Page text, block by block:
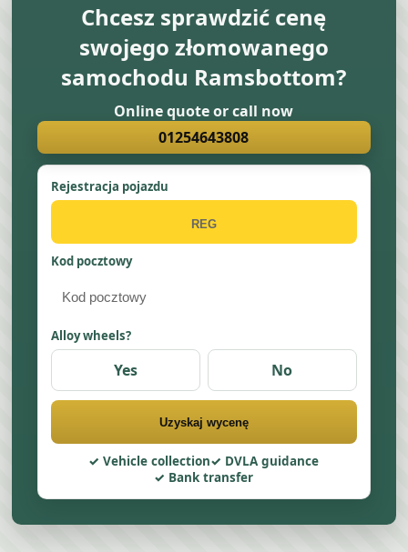
Chcesz sprawdzić cenę
swojego złomowanego
samochodu Ramsbottom?
Online quote or call now
01254643808
Rejestracja pojazdu
Kod pocztowy
Alloy wheels?
Yes No
Uzyskaj wycenę
Vehicle collection
DVLA guidance
Bank transfer